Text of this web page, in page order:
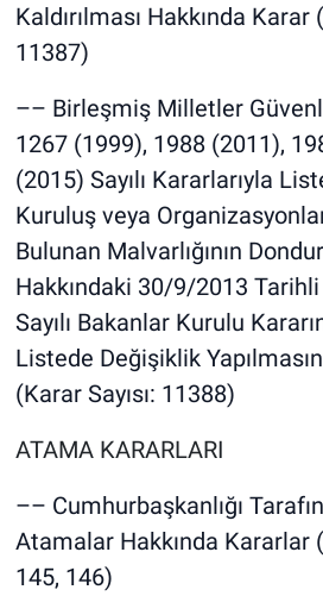
Kaldırılması Hakkında Karar
11387)
–– Birleşmiş Milletler
1267 (1999), 1988 (2011),
(2015) Sayılı Kararlarıyla
Kuruluş veya
Bulunan Malvarlığının
Hakkındaki 30/9/2013
Sayılı Bakanlar Kurulu
Listede Değişiklik
(Karar Sayısı: 11388)
ATAMA KARARLARI
–– Cumhurbaşkanlığı
Atamalar Hakkında Kararlar
145, 146)